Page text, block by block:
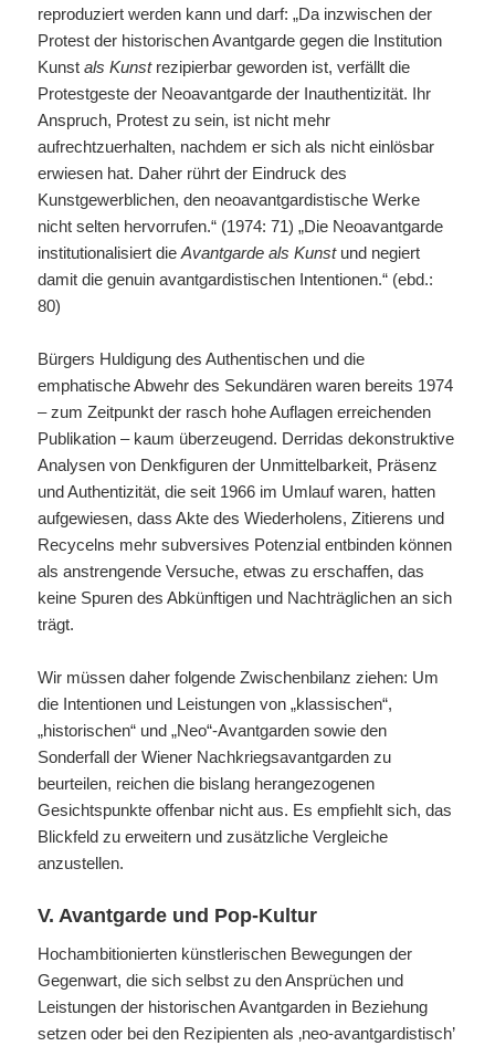
reproduziert werden kann und darf: „Da inzwischen der
Protest der historischen Avantgarde gegen die Institution
Kunstals Kunstrezipierbar geworden ist, verfällt die
Protestgeste der Neoavantgarde der Inauthentizität. Ihr
Anspruch, Protest zu sein, ist nicht mehr
aufrechtzuerhalten, nachdem er sich als nicht einlösbar
erwiesen hat. Daher rührt der Eindruck des
Kunstgewerblichen, den neoavantgardistische Werke
nicht selten hervorrufen.“ (1974: 71) „Die Neoavantgarde
institutionalisiert dieAvantgarde als Kunstund negiert
damit die genuin avantgardistischen Intentionen.“ (ebd.:
80)
Bürgers Huldigung des Authentischen und die
emphatische Abwehr des Sekundären waren bereits 1974
– zum Zeitpunkt der rasch hohe Auflagen erreichenden
Publikation – kaum überzeugend. Derridas dekonstruktive
Analysen von Denkfiguren der Unmittelbarkeit, Präsenz
und Authentizität, die seit 1966 im Umlauf waren, hatten
aufgewiesen, dass Akte des Wiederholens, Zitierens und
Recycelns mehr subversives Potenzial entbinden können
als anstrengende Versuche, etwas zu erschaffen, das
keine Spuren des Abkünftigen und Nachträglichen an sich
trägt.
Wir müssen daher folgende Zwischenbilanz ziehen: Um
die Intentionen und Leistungen von „klassischen“,
„historischen“ und „Neo“-Avantgarden sowie den
Sonderfall der Wiener Nachkriegsavantgarden zu
beurteilen, reichen die bislang herangezogenen
Gesichtspunkte offenbar nicht aus. Es empfiehlt sich, das
Blickfeld zu erweitern und zusätzliche Vergleiche
anzustellen.
V. Avantgarde und Pop-Kultur
Hochambitionierten künstlerischen Bewegungen der
Gegenwart, die sich selbst zu den Ansprüchen und
Leistungen der historischen Avantgarden in Beziehung
setzen oder bei den Rezipienten als ‚neo-avantgardistisch’